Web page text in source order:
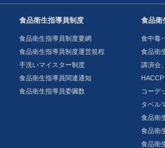
食品衛生指導員制度
食品衛生指導員制度要網
食品衛生指導員制度運営規程
手洗いマイスター制度
食品衛生指導員関連通知
食品衛生指導員委嘱数
食品衛
食中毒
食品衛
講演会
HACCP
コーデ
タベル
食品衛
食品衛
食品衛